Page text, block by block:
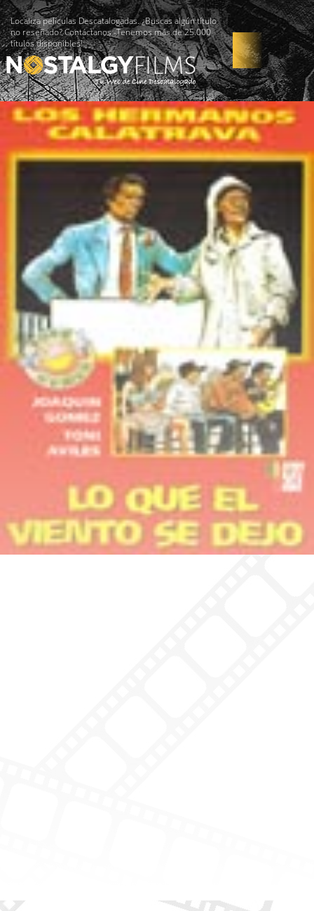
Localiza películas Descatalogadas. ¿Buscas algún título
no reseñado? Contáctanos -Tenemos más de 25.000
títulos disponibles!